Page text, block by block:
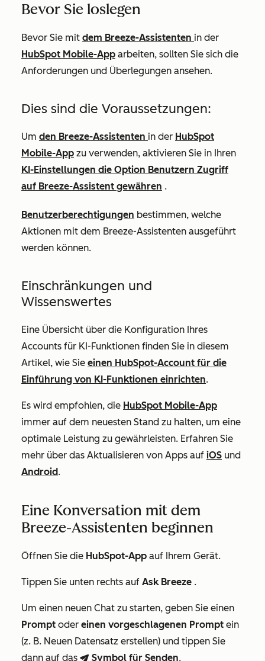
Bevor Sie loslegen
Bevor Sie mit dem Breeze-Assistenten in der
HubSpot Mobile-App arbeiten, sollten Sie sich die
Anforderungen und Überlegungen ansehen.
Dies sind die Voraussetzungen:
Um den Breeze-Assistenten in der HubSpot
Mobile-App zu verwenden, aktivieren Sie in Ihren
KI-Einstellungen die Option Benutzern Zugriff
auf Breeze-Assistent gewähren .
Benutzerberechtigungen bestimmen, welche
Aktionen mit dem Breeze-Assistenten ausgeführt
werden können.
Einschränkungen und
Wissenswertes
Eine Übersicht über die Konfiguration Ihres
Accounts für KI-Funktionen finden Sie in diesem
Artikel, wie Sie einen HubSpot-Account für die
Einführung von KI-Funktionen einrichten.
Es wird empfohlen, die HubSpot Mobile-App
immer auf dem neuesten Stand zu halten, um eine
optimale Leistung zu gewährleisten. Erfahren Sie
mehr über das Aktualisieren von Apps auf iOS und
Android.
Eine Konversation mit dem
Breeze-Assistenten beginnen
Öffnen Sie die HubSpot-App auf Ihrem Gerät.
Tippen Sie unten rechts auf Ask Breeze .
Um einen neuen Chat zu starten, geben Sie einen
Prompt oder einen vorgeschlagenen Prompt ein
(z. B. Neuen Datensatz erstellen) und tippen Sie
dann auf das breezeSendIcon Symbol für Senden.